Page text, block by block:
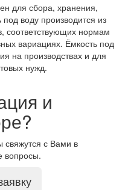
для сбора, хранения,
воду производится из
соответствующих нормам
вариациях. Ёмкость под
на производствах и для
нужд.
и
свяжутся с Вами в
вопросы.